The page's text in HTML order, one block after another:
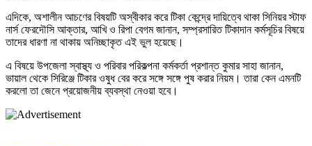
এদিকে, অশালীন আচণের বিষয়টি অস্বীকার করে টিকা কেন্দ্রে দায়িত্বে থাকা সিনিয়র স্টাফ
নার্স ফেরদৌসি আক্তার, আখি ও রিপা বেগম জানান, সম্প্রসারিত টিকাদান কর্মসূচির বিষয়ে
তাদের ধারণা না থাকায় অনিচ্ছাকৃত এই ভুল হয়েছে।
এ বিষয়ে উপজেলা স্বাস্থ্য ও পরিবার পরিকল্পনা কর্মকর্তা প্রশান্ত কুমার সাহা জানান,
ভায়াল থেকে সিরিঞ্জে টিকার ওষুধ বের করে সঙ্গে সঙ্গে পুষ করার নিয়ম। তারা কেন এমনটি
করলো তা জেনে প্রয়োজনীয় ব্যবস্থা নেওয়া হবে।